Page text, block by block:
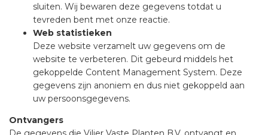
sluiten. Wij bewaren deze gegevens totdat u
tevreden bent met onze reactie.
Web statistieken
Deze website verzamelt uw gegevens om de
website te verbeteren. Dit gebeurd middels het
gekoppelde Content Management System. Deze
gegevens zijn anoniem en dus niet gekoppeld aan
uw persoonsgegevens.
Ontvangers